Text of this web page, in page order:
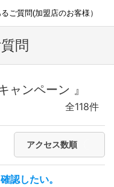
ご質問(加盟店のお客様）
問
ャンペーン 』
全118件
アクセス数順
認したい。